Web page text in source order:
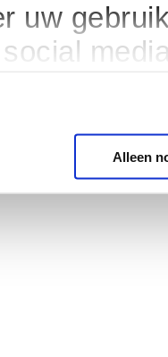
uw
Alleen